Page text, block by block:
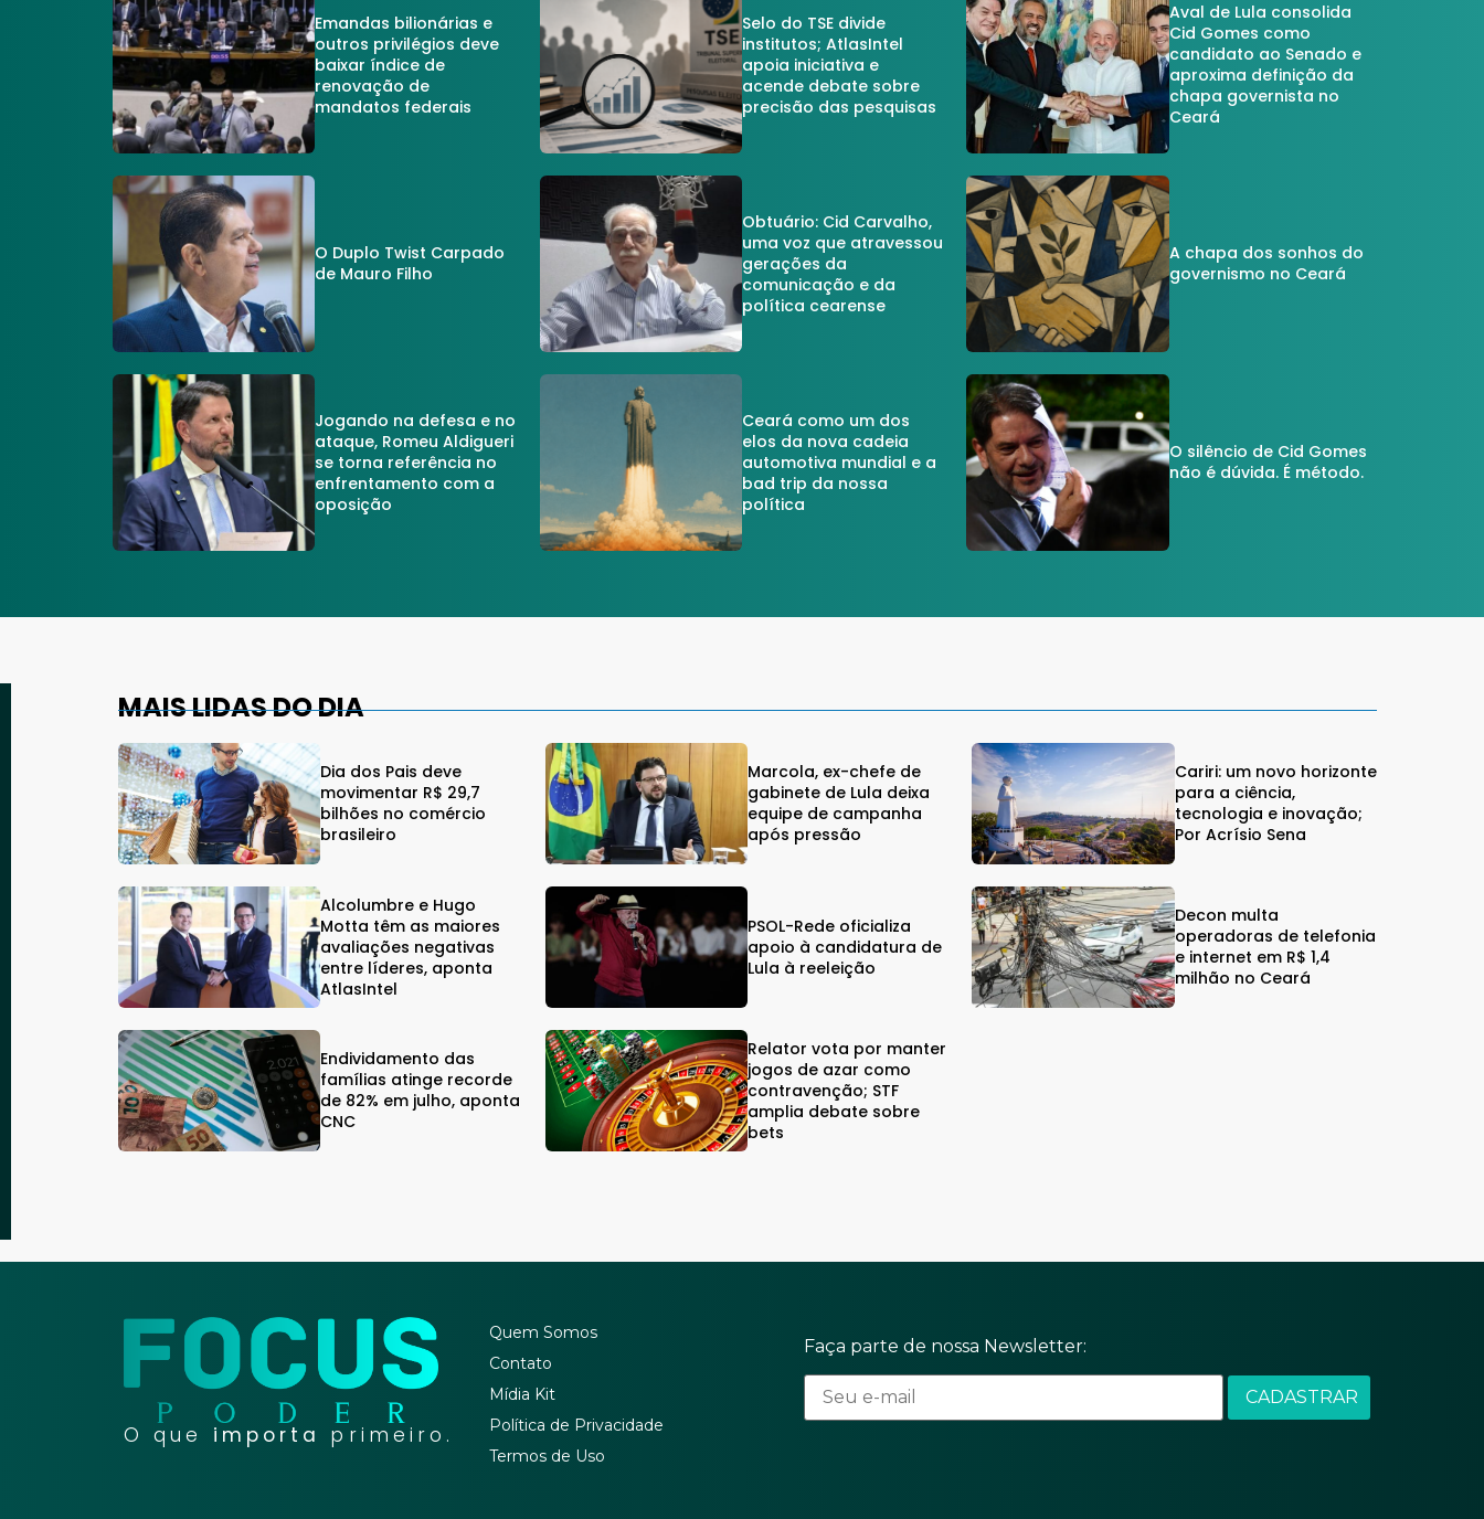
Emandas bilionárias e
outros privilégios deve
baixar índice de
renovação de
mandatos federais
Selo do TSE divide
institutos; AtlasIntel
apoia iniciativa e
acende debate sobre
precisão das pesquisas
Aval de Lula consolida
Cid Gomes como
candidato ao Senado e
aproxima definição da
chapa governista no
Ceará
O Duplo Twist Carpado
de Mauro Filho
Obtuário: Cid Carvalho,
uma voz que atravessou
gerações da
comunicação e da
política cearense
A chapa dos sonhos do
governismo no Ceará
Jogando na defesa e no
ataque, Romeu Aldigueri
se torna referência no
enfrentamento com a
oposição
Ceará como um dos
elos da nova cadeia
automotiva mundial e a
bad trip da nossa
política
O silêncio de Cid Gomes
não é dúvida. É método.
MAIS LIDAS DO DIA
Dia dos Pais deve
movimentar R$ 29,7
bilhões no comércio
brasileiro
Marcola, ex-chefe de
gabinete de Lula deixa
equipe de campanha
após pressão
Cariri: um novo horizonte
para a ciência,
tecnologia e inovação;
Por Acrísio Sena
Alcolumbre e Hugo
Motta têm as maiores
avaliações negativas
entre líderes, aponta
AtlasIntel
PSOL-Rede oficializa
apoio à candidatura de
Lula à reeleição
Decon multa
operadoras de telefonia
e internet em R$ 1,4
milhão no Ceará
Endividamento das
famílias atinge recorde
de 82% em julho, aponta
CNC
Relator vota por manter
jogos de azar como
contravenção; STF
amplia debate sobre
bets
O que importa primeiro.
Quem Somos
Contato
Mídia Kit
Política de Privacidade
Termos de Uso
Faça parte de nossa Newsletter: